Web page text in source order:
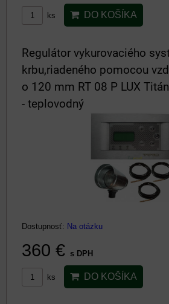
ks DO KOŠÍKA
Regulátor vykurovaciého
krbu,riadeného pomocou
o 120 mm RT 08 P LUX
- teplovodný
Dostupnosť: Na otázku
360 € s DPH
ks DO KOŠÍKA